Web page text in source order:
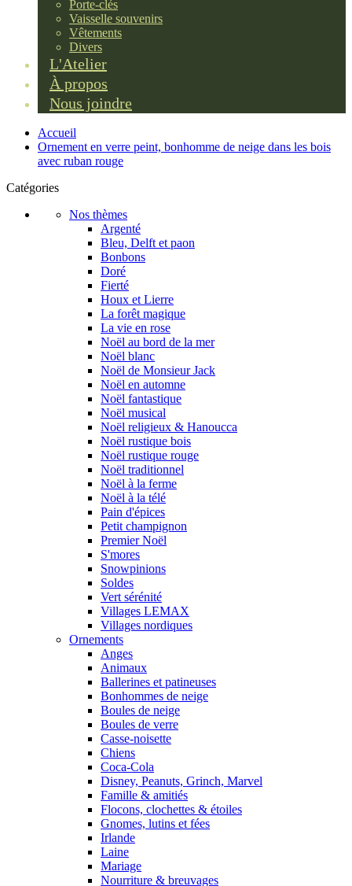
Porte-clés
Vaisselle souvenirs
Vêtements
Divers
L'Atelier
À propos
Nous joindre
Accueil
Ornement en verre peint, bonhomme de neige dans les bois
avec ruban rouge
Catégories
Nos thèmes
Argenté
Bleu, Delft et paon
Bonbons
Doré
Fierté
Houx et Lierre
La forêt magique
La vie en rose
Noël au bord de la mer
Noël blanc
Noël de Monsieur Jack
Noël en automne
Noël fantastique
Noël musical
Noël religieux & Hanoucca
Noël rustique bois
Noël rustique rouge
Noël traditionnel
Noël à la ferme
Noël à la télé
Pain d'épices
Petit champignon
Premier Noël
S'mores
Snowpinions
Soldes
Vert sérénité
Villages LEMAX
Villages nordiques
Ornements
Anges
Animaux
Ballerines et patineuses
Bonhommes de neige
Boules de neige
Boules de verre
Casse-noisette
Chiens
Coca-Cola
Disney, Peanuts, Grinch, Marvel
Famille & amitiés
Flocons, clochettes & étoiles
Gnomes, lutins et fées
Irlande
Laine
Mariage
Nourriture & breuvages